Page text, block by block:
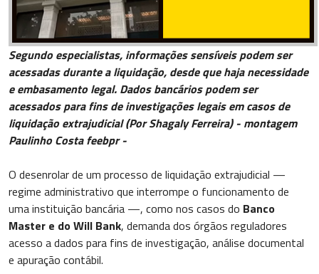
Segundo especialistas, informações sensíveis podem ser
acessadas durante a liquidação, desde que haja necessidade
e embasamento legal. Dados bancários podem ser
acessados para fins de investigações legais em casos de
liquidação extrajudicial (Por Shagaly Ferreira) - montagem
Paulinho Costa feebpr -
O desenrolar de um processo de liquidação extrajudicial —
regime administrativo que interrompe o funcionamento de
uma instituição bancária —, como nos casos do Banco
Master e do Will Bank, demanda dos órgãos reguladores
acesso a dados para fins de investigação, análise documental
e apuração contábil.